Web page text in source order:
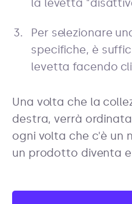
la levetta
Per selezionare
specifiche, è
levetta facendo
Una volta che la
destra, verrà
ogni volta che c'è un
un prodotto diventa